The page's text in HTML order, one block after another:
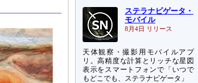
ステラナビゲータ・
モバイル
8月4日 リリース
天体観察・撮影用モバイルアプ
リ。高精度な計算とリッチな星図
表示をスマートフォンで「いつで
もどこでも、ステラナビゲータ」